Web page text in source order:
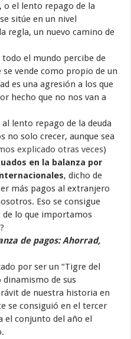
o el lento repago de la
sitúe en un nivel
regla, un nuevo camino de
el mundo percibe de
se vende como propio de un
es una agresión a los que
hecho que no nos van a
lento repago de la deuda
no solo crecer, aunque sea
explicado otras veces)
en la balanza por
, dicho de
más pagos al extranjero
Eso se consigue
lo que importamos
de pagos: Ahorrad,
por ser un “Tigre del
dinamismo de sus
de nuestra historia en
se consiguió en el tercer
el conjunto del año el